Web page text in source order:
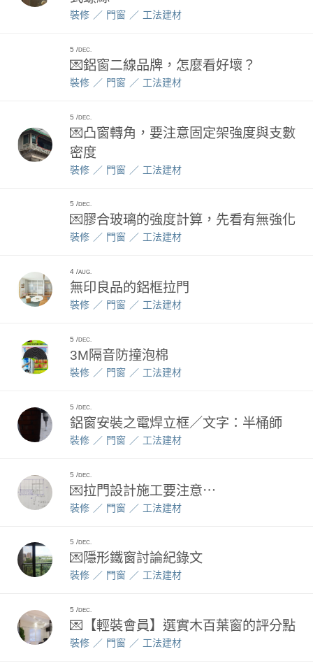
裝修 門窗 工法建材
5 DEC.
💌鋁窗二線品牌，怎麼看好壞？
裝修 門窗 工法建材
5 DEC.
💌凸窗轉角，要注意固定架強度與支數
密度
裝修 門窗 工法建材
5 DEC.
💌膠合玻璃的強度計算，先看有無強化
裝修 門窗 工法建材
4 AUG.
無印良品的鋁框拉門
裝修 門窗 工法建材
5 DEC.
3M隔音防撞泡棉
裝修 門窗 工法建材
5 DEC.
鋁窗安裝之電焊立框／文字：半桶師
裝修 門窗 工法建材
5 DEC.
💌拉門設計施工要注意⋯
裝修 門窗 工法建材
5 DEC.
💌隱形鐵窗討論紀錄文
裝修 門窗 工法建材
5 DEC.
💌【輕裝會員】選實木百葉窗的評分點
裝修 門窗 工法建材